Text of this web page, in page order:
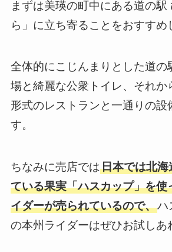
まずは美瑛の町中にある道の駅
ら」に立ち寄ることをおすすめ
全体的にこじんまりとした道の
場と綺麗な公衆トイレ、それか
形式のレストランと一通りの設
す。
ちなみに売店では日本では北海
ている果実「ハスカップ」を使
イダーが売られているので、ハ
の本州ライダーはぜひお試しあ